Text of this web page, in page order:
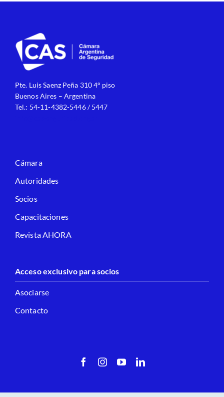
Pte. Luis Saenz Peña 310 4º piso
Buenos Aires – Argentina
Tel.: 54-11-4382-5446 / 5447
Cámara
Autoridades
Socios
Capacitaciones
Revista AHORA
Acceso exclusivo para socios
Asociarse
Contacto